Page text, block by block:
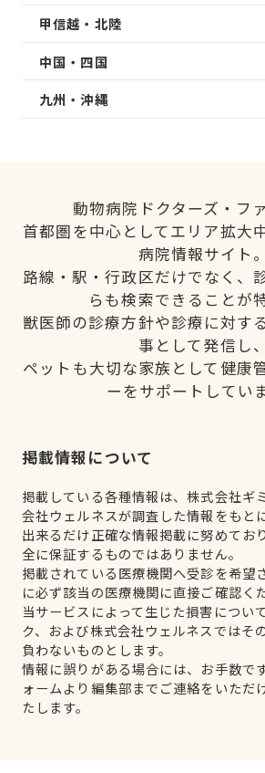
甲信越・北陸
中国・四国
九州・沖縄
動物病院ドクターズ・フ
首都圏を中心としてエリア拡大
病院情報サイト。
路線・駅・行政区だけでなく、
らも検索できることが
獣医師の診療方針や診療に対す
事として発信し、
ペットも大切な家族として健康
ーをサポートしていま
掲載情報について
掲載している各種情報は、株式会社ギ
会社ウェルネスが調査した情報をもと
出来るだけ正確な情報掲載に努めてお
全に保証するものではありません。
掲載されている医療機関へ受診を希望
に必ず該当の医療機関に直接ご確認く
当サービスによって生じた損害につい
ク、および株式会社ウェルネスではそ
負わないものとします。
情報に誤りがある場合には、お手数で
ォームより編集部までご連絡をいただ
たします。